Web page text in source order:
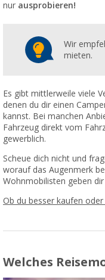
nur ausprobieren!
Wir
mieten.
Es gibt mittlerweile viele
denen du dir einen
kannst. Bei manchen
Fahrzeug direkt vom
gewerblich.
Scheue dich nicht und
worauf das Augenmerk
Wohnmobilisten geben
Ob du besser kaufen
Welches